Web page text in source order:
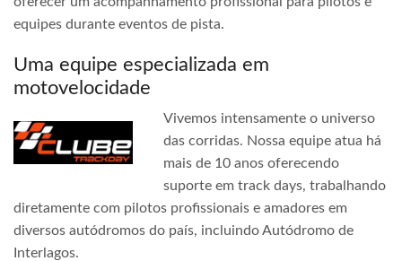
equipes durante eventos de pista.
Uma equipe especializada em
motovelocidade
Vivemos intensamente o universo
das corridas. Nossa equipe atua há
mais de 10 anos oferecendo
suporte em track days, trabalhando
diretamente com pilotos profissionais e amadores em
diversos autódromos do país, incluindo Autódromo de
Interlagos.